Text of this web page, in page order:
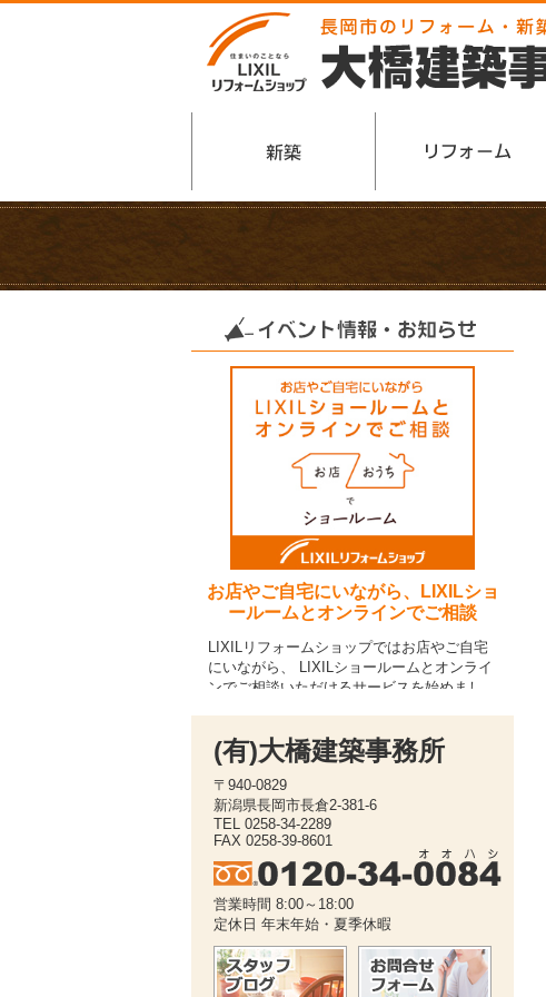
(有)大橋建築事務所
〒940-0829
新潟県長岡市長倉2-381-6
TEL 0258-34-2289
FAX 0258-39-8601
営業時間 8:00～18:00
定休日 年末年始・夏季休暇